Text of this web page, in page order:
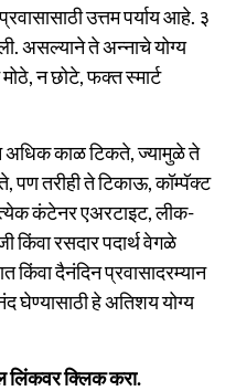
उत्तम पर्याय आहे. ३
असल्याने ते अन्नाचे योग्य
न छोटे, फक्त स्मार्ट
काळ टिकते, ज्यामुळे ते
पण तरीही ते टिकाऊ, कॉम्पॅक्ट
कंटेनर एअरटाइट, लीक-
किंवा रसदार पदार्थ वेगळे
किंवा दैनंदिन प्रवासादरम्यान
घेण्यासाठी हे अतिशय योग्य
लिंकवर क्लिक करा.